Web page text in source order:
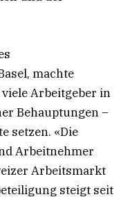
machte
Arbeitgeber in
Behauptungen –
setzen. «Die
Arbeitnehmer
Arbeitsmarkt
steigt seit